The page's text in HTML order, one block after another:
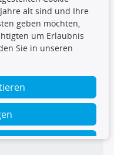
alt sind und Ihre
geben möchten,
um Erlaubnis
Sie in unseren